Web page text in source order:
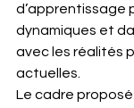
d’apprentissage
dynamiques et
avec les réalités
actuelles.
Le cadre proposé